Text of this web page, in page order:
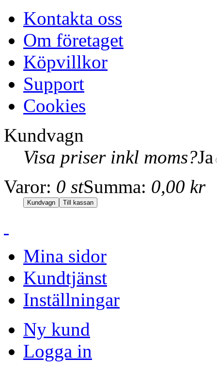
Kontakta oss
Om företaget
Köpvillkor
Support
Cookies
Kundvagn
Visa priser inkl moms?Ja
Varor: 0 stSumma: 0,00 kr
Mina sidor
Kundtjänst
Inställningar
Ny kund
Logga in